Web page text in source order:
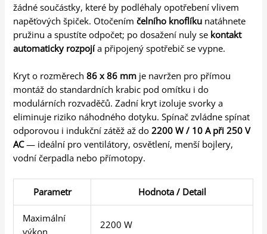
žádné součástky, které by podléhaly opotřebení vlivem
napěťových špiček. Otočenímčelního knoflíku natáhnete
pružinu a spustíte odpočet; po dosažení nuly se kontakt
automaticky rozpojía připojený spotřebič se vypne.
Kryt o rozměrech86 x 86 mm je navržen pro přímou
montáž do standardních krabic pod omítku i do
modulárních rozvaděčů. Zadní kryt izoluje svorky a
eliminuje riziko náhodného dotyku. Spínač zvládne spínat
odporovou i indukční zátěž až do2200 W / 10 A při 250 V
AC— ideální pro ventilátory, osvětlení, menší bojlery,
vodní čerpadla nebo přímotopy.
Parametr Hodnota / Detail
Maximální
2200 W